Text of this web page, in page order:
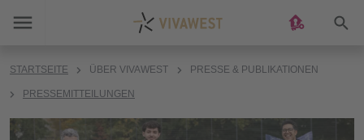
STARTSEITE ÜBER VIVAWEST PRESSE & PUBLIKATIONEN
PRESSEMITTEILUNGEN